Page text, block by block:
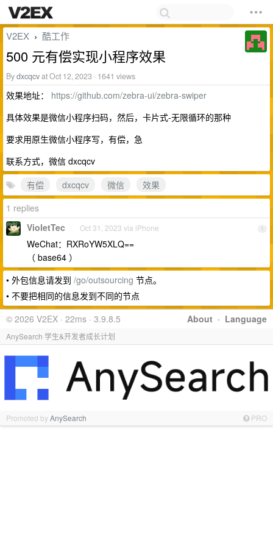
V2EX › 酷工作
500 元有偿实现小程序效果
Bydxcqcvat Oct 12, 2023 · 1641 views
效果地址： https://github.com/zebra-ui/zebra-swiper
具体效果是微信小程序扫码，然后，卡片式-无限循环的那种
要求用原生微信小程序写，有偿，急
联系方式，微信 dxcqcv
有偿
dxcqcv 微信
效果
1 replies
1
VioletTec Oct 31, 2023 via iPhone
WeChat：RXRoYW5XLQ==
（ base64 ）
• 外包信息请发到 /go/outsourcing 节点。
• 不要把相同的信息发到不同的节点
About · Language
© 2026 V2EX · 22ms · 3.9.8.5
AnySearch 学生&开发者成长计划
Promoted byAnySearch PRO